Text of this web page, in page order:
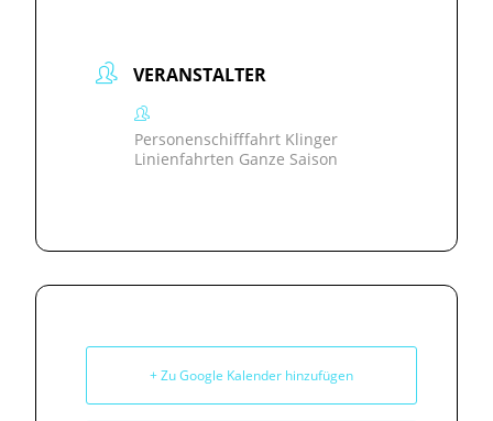
VERANSTALTER
Personenschifffahrt Klinger
Linienfahrten Ganze Saison
+ Zu Google Kalender hinzufügen